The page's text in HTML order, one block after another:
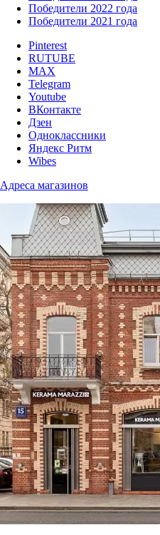
Победители 2022 года
Победители 2021 года
Pinterest
RUTUBE
MAX
Telegram
Youtube
ВКонтакте
Дзен
Одноклассники
Яндекс Ритм
Wibes
Адреса магазинов